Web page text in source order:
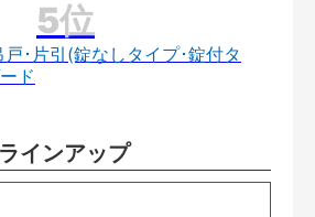
･片引(錠なしタイプ･錠付タ
ド
インアップ